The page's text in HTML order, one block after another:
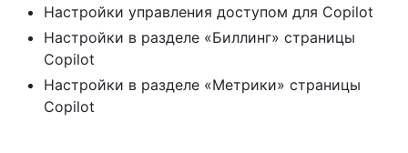
Настройки управления доступом для Copilot
Настройки в разделе «Биллинг» страницы
Copilot
Настройки в разделе «Метрики» страницы
Copilot